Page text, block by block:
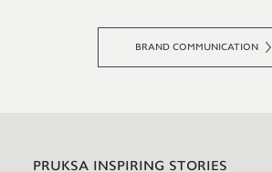
BRAND COMMUNICATION
PRUKSA INSPIRING STORIES